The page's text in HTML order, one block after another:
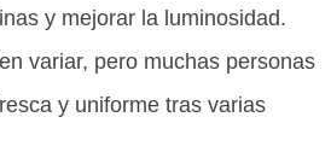
y mejorar la luminosidad.
variar, pero muchas personas
y uniforme tras varias